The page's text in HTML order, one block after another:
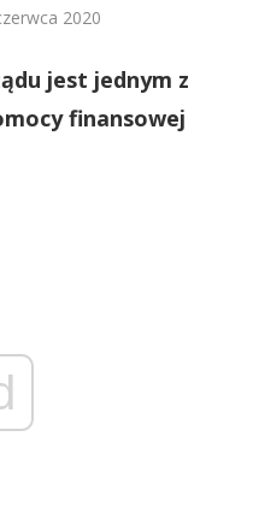
2020
jest jednym z
finansowej